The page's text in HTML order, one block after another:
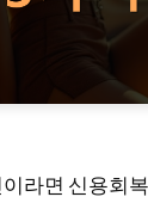
라면 신용회